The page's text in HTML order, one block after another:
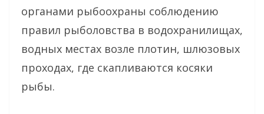
органами рыбоохраны соблюдению
правил рыболовства в водохранилищах,
водных местах возле плотин, шлюзовых
проходах, где скапливаются косяки
рыбы.